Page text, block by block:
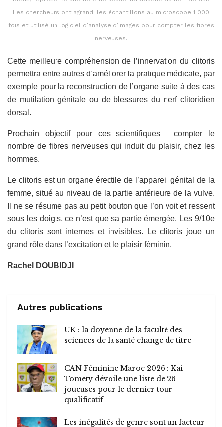
Les chercheurs ont agrandi les échantillons au microscope 1 000
fois et utilisé un logiciel d’analyse d’images pour compter les fibres
nerveuses.
Cette meilleure compréhension de l’innervation du clitoris
permettra entre autres d’améliorer la pratique médicale, par
exemple pour la reconstruction de l’organe suite à des cas
de mutilation génitale ou de blessures du nerf clitoridien
dorsal.
Prochain objectif pour ces scientifiques : compter le
nombre de fibres nerveuses qui induit du plaisir, chez les
hommes.
Le clitoris est un organe érectile de l’appareil génital de la
femme, situé au niveau de la partie antérieure de la vulve.
Il ne se résume pas au petit bouton que l’on voit et ressent
sous les doigts, ce n’est que sa partie émergée. Les 9/10e
du clitoris sont internes et invisibles. Le clitoris joue un
grand rôle dans l’excitation et le plaisir féminin.
Rachel DOUBIDJI
Autres publications
UK : la doyenne de la faculté des
sciences de la santé change de titre
CAN Féminine Maroc 2026 : Kai
Tomety dévoile une liste de 26
joueuses pour le dernier tour
qualificatif
Les inégalités de genre sont un facteur